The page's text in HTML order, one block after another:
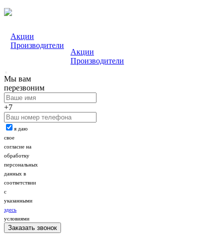
Акции
Производители
Акции
Производители
Мы вам
перезвоним
+7
я даю
свое
согласие на
обработку
персональных
данных в
соответствии
с
указанными
здесь
условиями